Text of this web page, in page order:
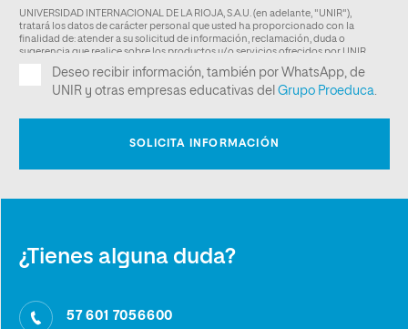
¿Tienes alguna duda?
57 601 7056600